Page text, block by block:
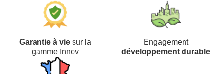
Garantie à vie sur la
gamme Innov
Engagement
développement durable